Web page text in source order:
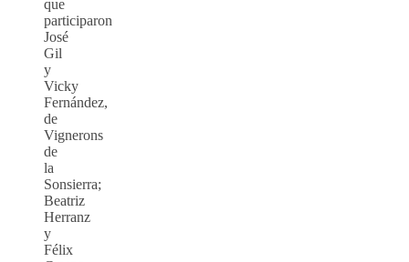
que
participaron
José
Gil
y
Vicky
Fernández,
de
Vignerons
de
la
Sonsierra;
Beatriz
Herranz
y
Félix